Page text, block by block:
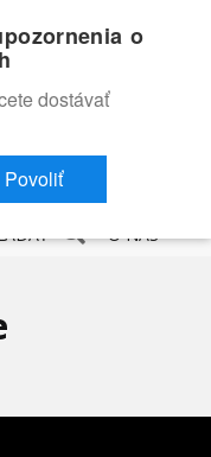
FILMOVÁ DATABÁZA
O NÁS
o
dostávať
Povoliť